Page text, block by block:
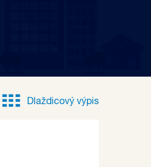
Dlaždicový výpis